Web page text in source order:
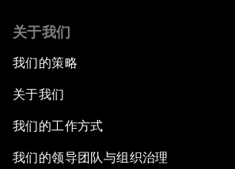
关于我们
我们的策略
关于我们
我们的工作方式
我们的领导团队与组织治理